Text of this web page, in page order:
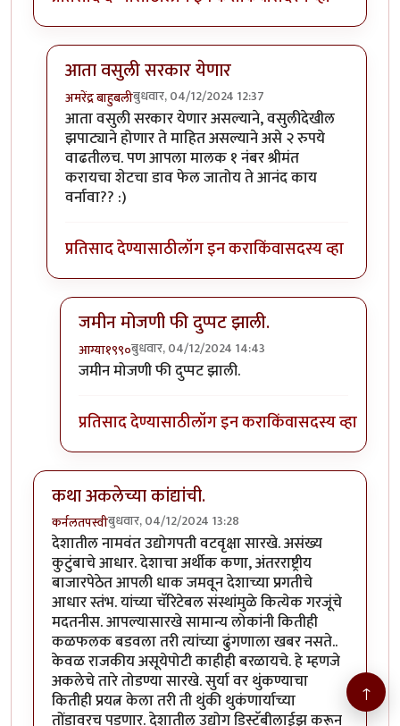
आता वसुली सरकार येणार
अमरेंद्र बाहुबलीबुधवार, 04/12/2024 12:37
In reply toभुजबळ बुवाbyसुबोध खरे
आता वसुली सरकार येणार असल्याने, वसुलीदेखील
झपाट्याने होणार ते माहित असल्याने असे २ रुपये
वाढतीलच. पण आपला मालक १ नंबर श्रीमंत
करायचा शेटचा डाव फेल जातोय ते आनंद काय
वर्नावा?? :)
प्रतिसाद देण्यासाठीलॉग इन कराकिंवासदस्य व्हा
जमीन मोजणी फी दुप्पट झाली.
आग्या१९९०बुधवार, 04/12/2024 14:43
In reply toआता वसुली सरकार येणार
जमीन मोजणी फी दुप्पट झाली.
प्रतिसाद देण्यासाठीलॉग इन कराकिंवासदस्य व्हा
कथा अकलेच्या कांद्यांची.
कर्नलतपस्वीबुधवार, 04/12/2024 13:28
देशातील नामवंत उद्योगपती वटवृक्षा सारखे. असंख्य
कुटुंबाचे आधार. देशाचा अर्थीक कणा, अंतरराष्ट्रीय
बाजारपेठेत आपली धाक जमवून देशाच्या प्रगतीचे
आधार स्तंभ. यांच्या चॅरिटेबल संस्थांमुळे कित्येक गरजूंचे
मदतनीस. आपल्यासारखे सामान्य लोकांनी कितीही
कळफलक बडवला तरी त्यांच्या ढुंगणाला खबर नसते..
केवळ राजकीय असूयेपोटी काहीही बरळायचे. हे म्हणजे
अकलेचे तारे तोडण्या सारखे. सुर्या वर थुंकण्याचा
कितीही प्रयत्न केला तरी ती थुंकी थुकंणार्याच्या
तोंडावरच पडणार. देशातील उद्योग डिस्टॅबीलाईझ करून
↑